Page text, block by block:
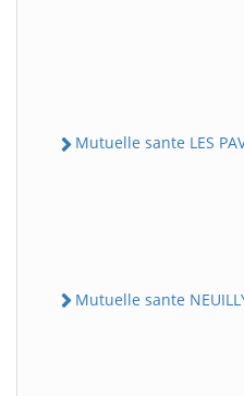
Mutuelle sante LES
Mutuelle sante